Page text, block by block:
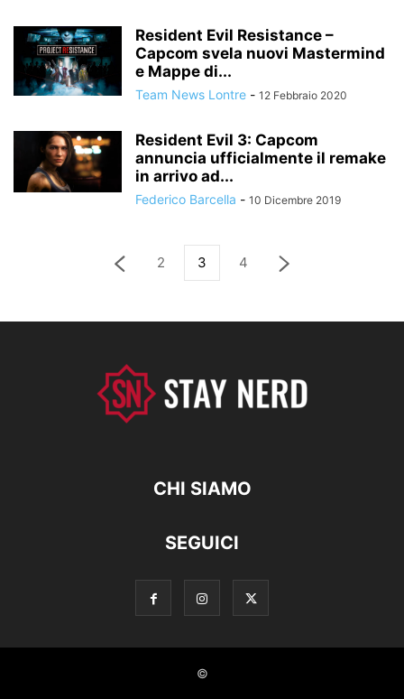
Resident Evil Resistance –
Capcom svela nuovi Mastermind
e Mappe di...
Team News Lontre - 12 Febbraio 2020
Resident Evil 3: Capcom
annuncia ufficialmente il remake
in arrivo ad...
Federico Barcella - 10 Dicembre 2019
2 3 4
CHI SIAMO
SEGUICI
©